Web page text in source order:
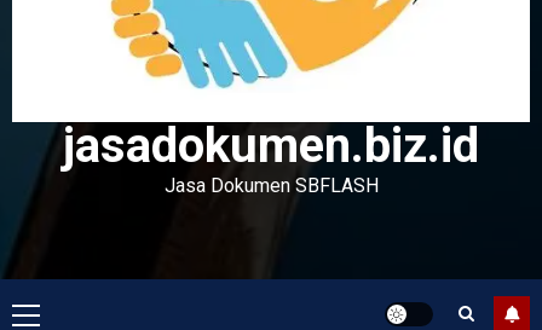
jasadokumen.biz.id
Jasa Dokumen SBFLASH
Primary